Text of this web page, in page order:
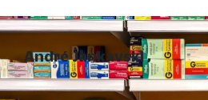
André Jankavski